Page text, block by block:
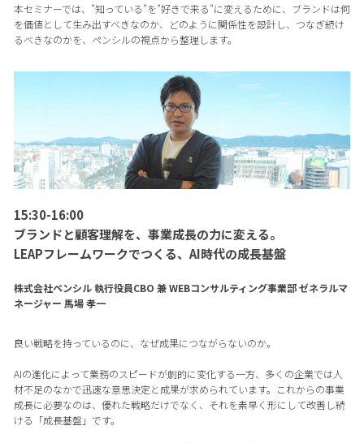
本セミナーでは、”知っている”を”好きで来る”に変えるために、ブランドは何
を価値として生み出すべきなのか、どのように関係性を設計し、つなぎ続け
るべきなのかを、ペンシルの視点から整理します。
15:30-16:00
ブランドと顧客理解を、事業成長の力に変える。
LEAPフレームワークでつくる、AI時代の成長基盤
株式会社ペンシル 執行役員CBO 兼 WEBコンサルティング事業部 ゼネラルマ
ネージャー 馬場 孝一
良い戦略を持っているのに、なぜ成果につながらないのか。
AIの進化によって業務のスピードが劇的に変化する一方、多くの企業では人
材不足のなかで迅速な意思決定と成果が求められています。これからの事業
成長に必要なのは、優れた戦略だけでなく、それを素早く形にして改善し続
ける「成長基盤」です。